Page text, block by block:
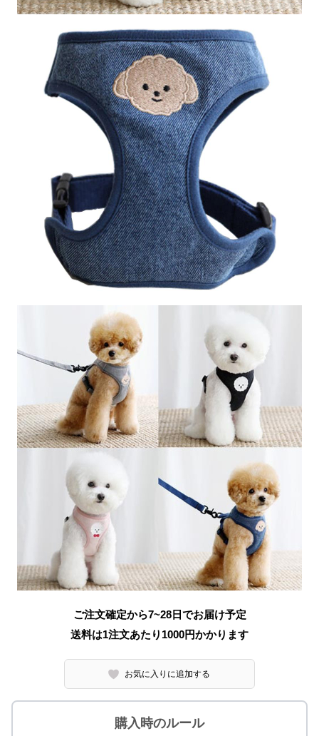
ご注文確定から7~28日でお届け予定
送料は1注文あたり 1000円かかります
お気に入りに追加する
購入時のルール